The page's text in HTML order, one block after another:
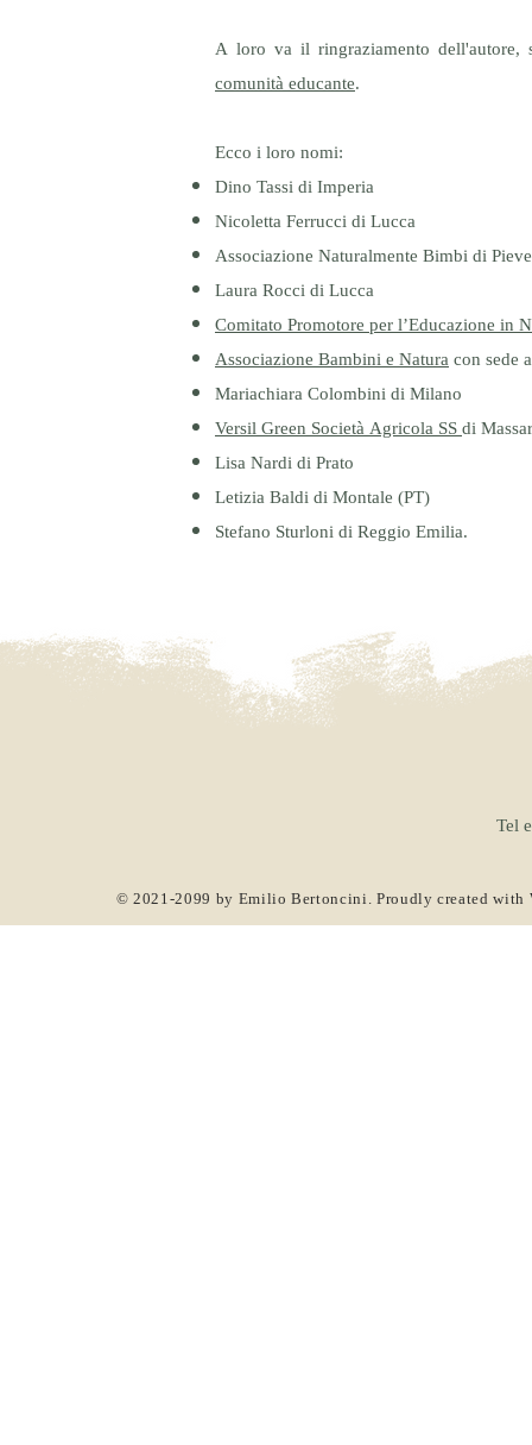
A loro va il ringraziamento
comunità educante.
Ecco i loro nomi:
Dino Tassi di Imperia
Nicoletta Ferrucci di Lucca
Associazione Naturalmente Bimbi di
Laura Rocci di Lucca
Comitato Promotore per l’Educazione in
Associazione Bambini e Naturacon sede
Mariachiara Colombini di Milano
Versil Green Società Agricola SSdi
Lisa Nardi di Prato
Letizia Baldi di Montale (PT)
Stefano Sturloni di Reggio Emilia.
Tel
© 2021-2099 by Emilio Bertoncini. Proudly created with